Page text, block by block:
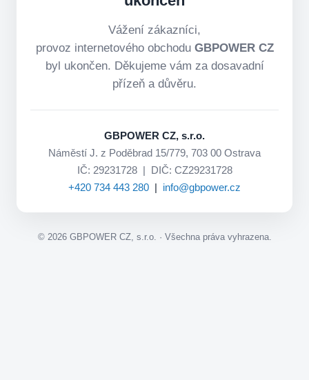
Vážení zákazníci,
provoz internetového obchodu GBPOWER CZ
byl ukončen. Děkujeme vám za dosavadní
přízeň a důvěru.
GBPOWER CZ, s.r.o.
Náměstí J. z Poděbrad 15/779, 703 00 Ostrava
IČ: 29231728 | DIČ: CZ29231728
+420 734 443 280 | info@gbpower.cz
© 2026GBPOWER CZ, s.r.o. · Všechna práva vyhrazena.